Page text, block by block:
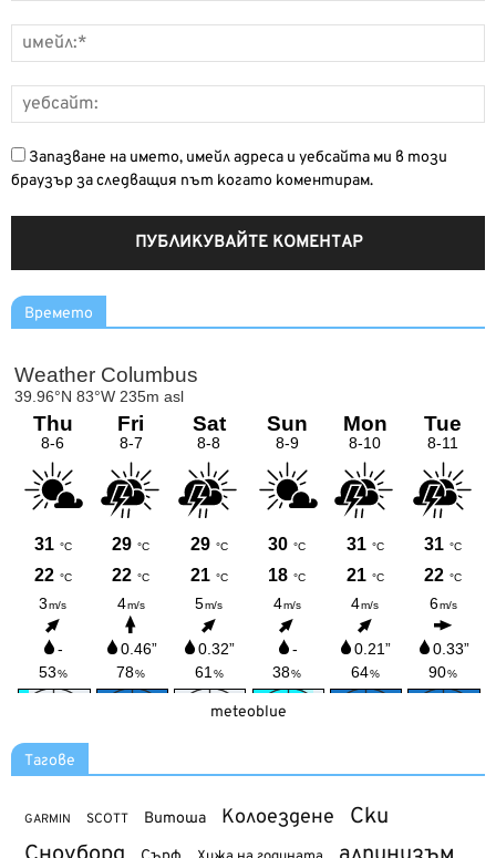
Запазване на името, имейл адреса и уебсайта ми в този
браузър за следващия път когато коментирам.
Времето
meteoblue
Тагове
GARMIN SCOTT Витоша Колоездене Ски